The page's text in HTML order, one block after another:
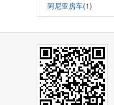
阿尼亚房车(1)